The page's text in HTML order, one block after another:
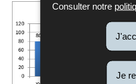
Consulter notre
Je